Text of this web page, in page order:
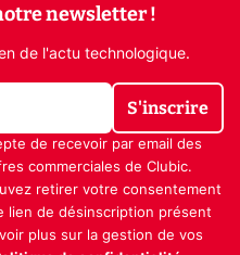
newsletter !
de l'actu technologique.
S'inscrire
de recevoir par email des
commerciales de Clubic.
retirer votre consentement
lien de désinscription présent
plus sur la gestion de vos